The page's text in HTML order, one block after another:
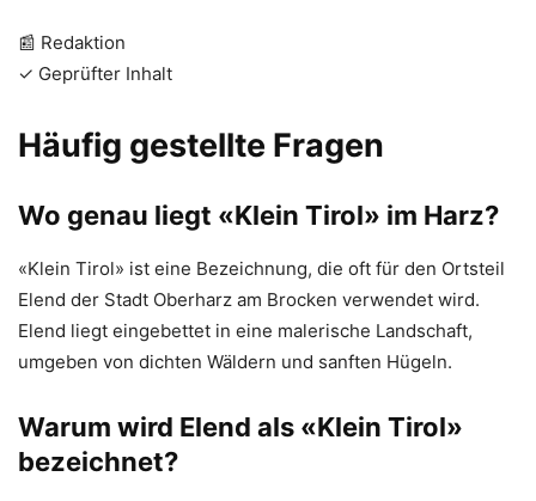
📰 Redaktion
✓ Geprüfter Inhalt
Häufig gestellte Fragen
Wo genau liegt «Klein Tirol» im Harz?
«Klein Tirol» ist eine Bezeichnung, die oft für den Ortsteil
Elend der Stadt Oberharz am Brocken verwendet wird.
Elend liegt eingebettet in eine malerische Landschaft,
umgeben von dichten Wäldern und sanften Hügeln.
Warum wird Elend als «Klein Tirol»
bezeichnet?